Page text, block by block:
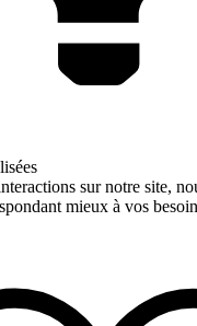
sur notre site,
mieux à vos